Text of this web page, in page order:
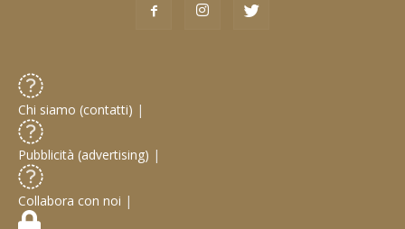
Chi siamo (contatti) |
Pubblicità (advertising) |
Collabora con noi |